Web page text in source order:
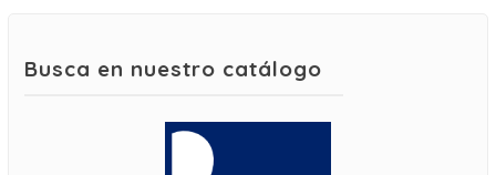
Busca en nuestro catálogo